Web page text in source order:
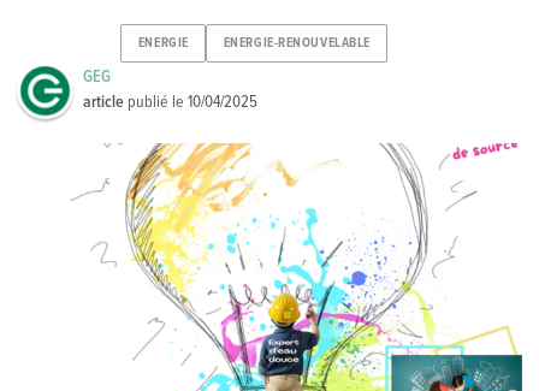
ENERGIE ENERGIE-RENOUVELABLE
GEG
article publié le10/04/2025